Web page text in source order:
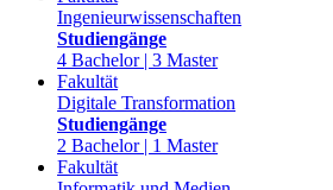
Ingenieurwissenschaften
Studiengänge
4 Bachelor | 3 Master
Fakultät
Digitale Transformation
Studiengänge
2 Bachelor | 1 Master
Fakultät